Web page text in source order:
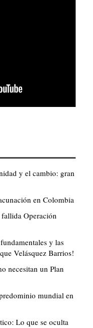
y el cambio: gran
en Colombia
Operación
y las
Velásquez Barrios!
necesitan un Plan
mundial en
Lo que se oculta